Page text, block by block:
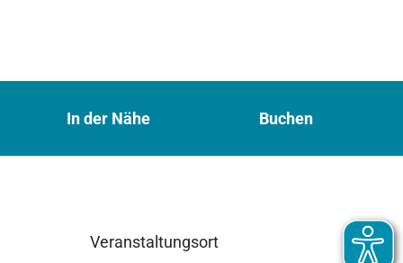
In der Nähe Buchen
Veranstaltungsort